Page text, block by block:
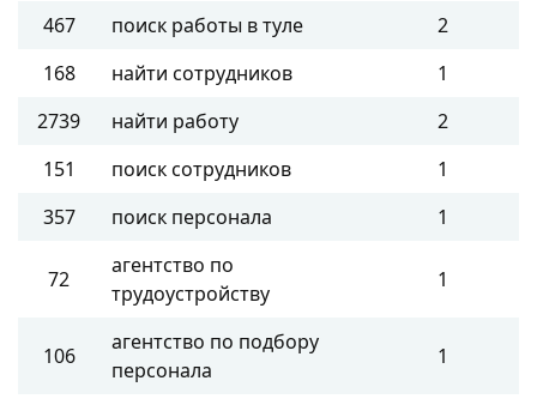
467
поиск работы в туле
2
168
найти сотрудников
1
2739
найти работу
2
151
поиск сотрудников
1
357
поиск персонала 1
72
агентство по
трудоустройству
1
106
агентство по подбору
персонала
1